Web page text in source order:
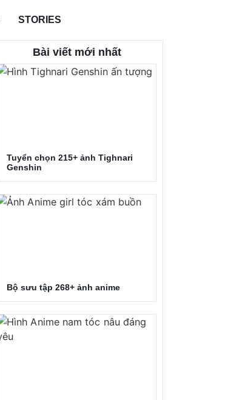
STORIES
Bài viết mới nhất
Tuyển chọn 215+ ảnh Tighnari
Genshin
Bộ sưu tập 268+ ảnh anime